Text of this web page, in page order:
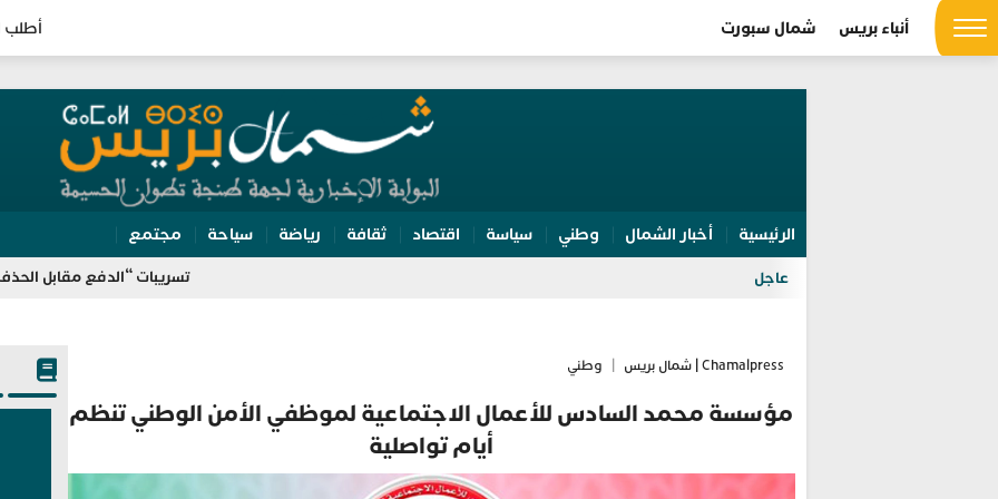
أنباء بريس شمال سبورت أطلب
الرئيسية أخبار الشمال وطني سياسة اقتصاد ثقافة رياضة سياحة مجتمع
عاجل تسريبات “الدفع مقابل الحذف” تلاحق هشام
Chamalpress | شمال بريس وطني
مؤسسة محمد السادس للأعمال الاجتماعية لموظفي الأمن الوطني تنظم
أيام تواصلية